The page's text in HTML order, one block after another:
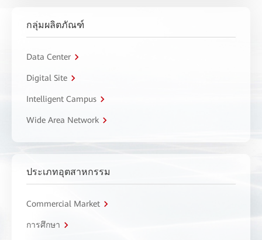
กลุ่มผลิตภัณฑ์
Data Center
Digital Site
Intelligent Campus
Wide Area Network
ประเภทอุตสาหกรรม
Commercial Market
การศึกษา